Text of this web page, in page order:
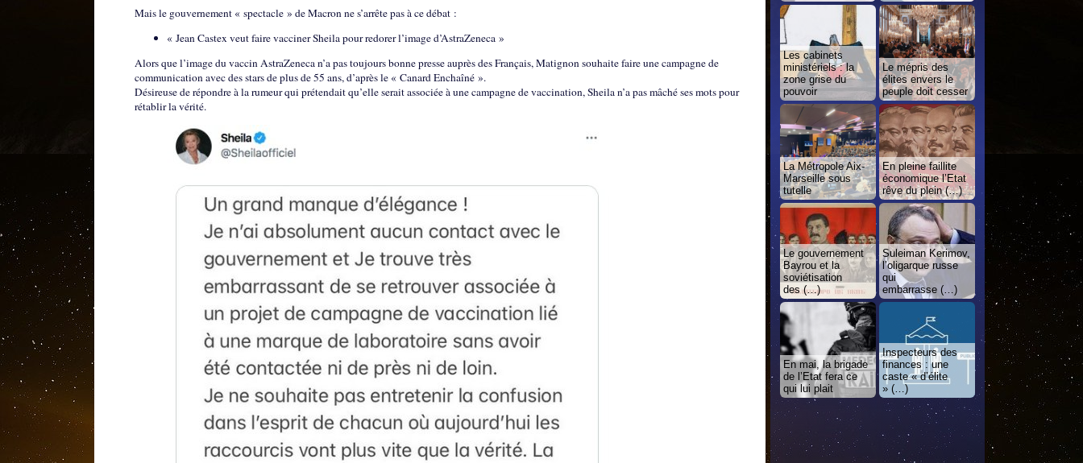
Mais le gouvernement « spectacle » de Macron ne s’arrête pas à ce débat :
« Jean Castex veut faire vacciner Sheila pour redorer l’image d’AstraZeneca »
Alors que l’image du vaccin AstraZeneca n’a pas toujours bonne presse auprès des Français, Matignon souhaite faire une campagne de
communication avec des stars de plus de 55 ans, d’après le « Canard Enchaîné ».
Désireuse de répondre à la rumeur qui prétendait qu’elle serait associée à une campagne de vaccination, Sheila n’a pas mâché ses mots pour
rétablir la vérité.
Les cabinets
ministériels : la
zone grise du
pouvoir
Le mépris des
élites envers le
peuple doit cesser
La Métropole Aix-
Marseille sous
tutelle
En pleine faillite
économique l’Etat
rêve du plein (…)
Le gouvernement
Bayrou et la
soviétisation
des (…)
Suleiman Kerimov,
l’oligarque russe
qui
embarrasse (…)
En mai, la brigade
de l’Etat fera ce
qui lui plait
Inspecteurs des
finances : une
caste « d’élite
» (…)